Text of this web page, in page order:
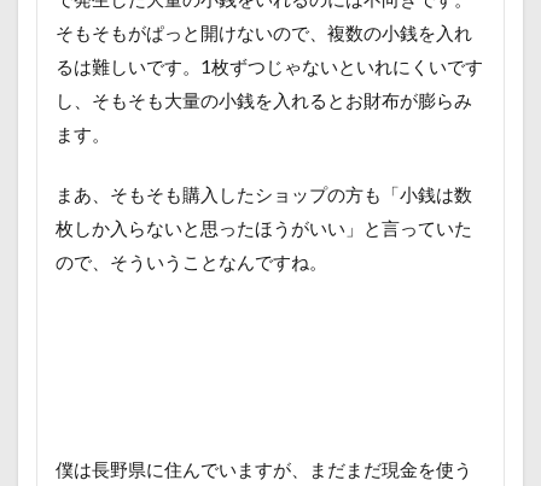
そもそもがぱっと開けないので、複数の小銭を入れ
るは難しいです。1枚ずつじゃないといれにくいです
し、そもそも大量の小銭を入れるとお財布が膨らみ
ます。
まあ、そもそも購入したショップの方も「小銭は数
枚しか入らないと思ったほうがいい」と言っていた
ので、そういうことなんですね。
僕は長野県に住んでいますが、まだまだ現金を使う